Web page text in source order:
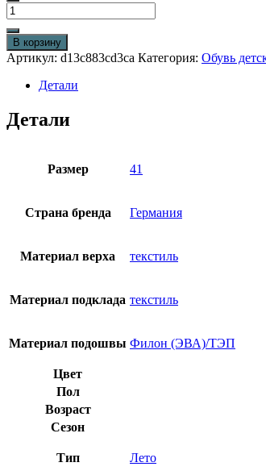
Количество
товара
Кроссовки
Orthoboom
35037-
белоснежный
В корзину
Артикул: d13c883cd3ca Категория: Обувь
Детали
Детали
Размер 41
Страна бренда Германия
Материал верха текстиль
Материал подклада текстиль
Материал подошвы Филон (ЭВА)/ТЭП
Цвет
Пол
Возраст
Сезон
Тип Лето